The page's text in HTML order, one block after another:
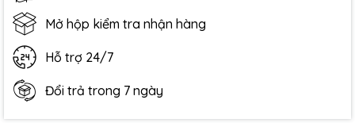
Mở hộp kiểm tra nhận hàng
Hỗ trợ 24/7
Đổi trả trong 7 ngày